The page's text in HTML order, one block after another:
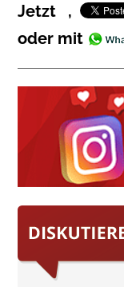
Jetzt
,
oder mit